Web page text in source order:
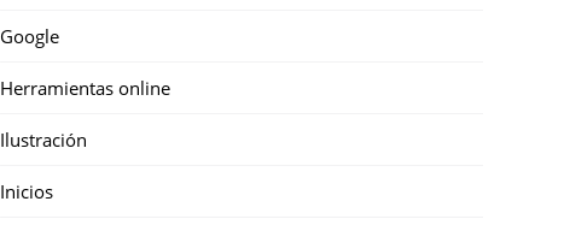
Google
Herramientas online
Ilustración
Inicios